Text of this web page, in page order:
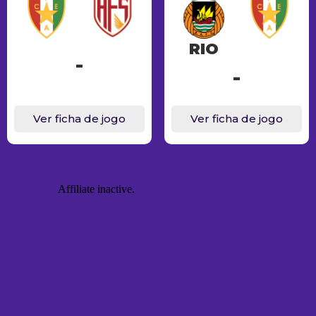
-
Ver ficha de jogo
RIO
-
Ver ficha de jogo